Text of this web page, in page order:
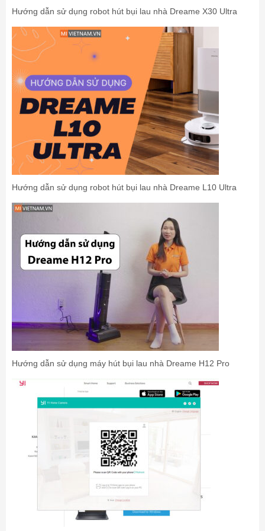
Hướng dẫn sử dụng robot hút bụi lau nhà Dreame X30 Ultra
Hướng dẫn sử dụng robot hút bụi lau nhà Dreame L10 Ultra
Hướng dẫn sử dụng máy hút bụi lau nhà Dreame H12 Pro